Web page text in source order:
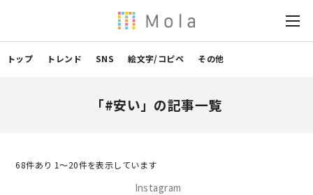
トップ トレンド SNS 絵文字/コピペ その他
「#安い」の記事一覧
68件あり 1〜20件を表示しています
Instagram